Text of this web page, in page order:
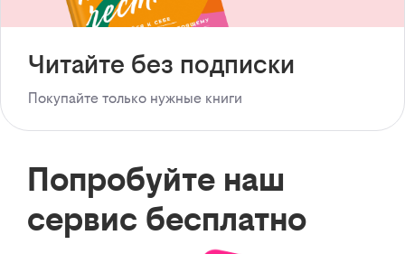
Читайте без подписки
Покупайте только нужные книги
Попробуйте наш
сервис бесплатно